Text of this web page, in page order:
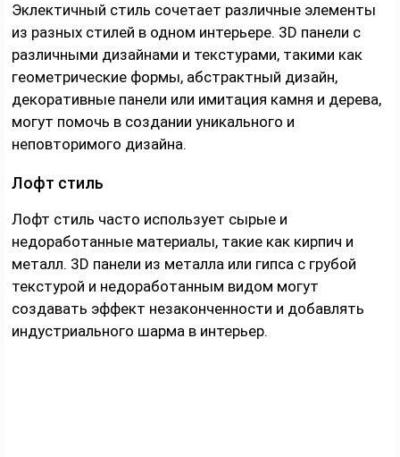
Эклектичный стиль сочетает различные элементы
из разных стилей в одном интерьере. 3D панели с
различными дизайнами и текстурами, такими как
геометрические формы, абстрактный дизайн,
декоративные панели или имитация камня и дерева,
могут помочь в создании уникального и
неповторимого дизайна.
Лофт стиль
Лофт стиль часто использует сырые и
недоработанные материалы, такие как кирпич и
металл. 3D панели из металла или гипса с грубой
текстурой и недоработанным видом могут
создавать эффект незаконченности и добавлять
индустриального шарма в интерьер.